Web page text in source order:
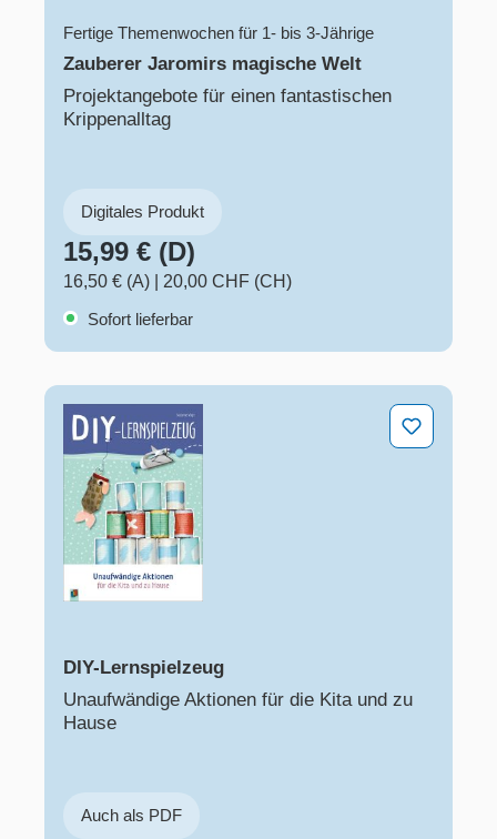
Fertige Themenwochen für 1- bis 3-Jährige
Zauberer Jaromirs magische Welt
Projektangebote für einen fantastischen
Krippenalltag
Digitales Produkt
15,99 € (D)
16,50 € (A)
20,00 CHF (CH)
Sofort lieferbar
DIY-Lernspielzeug
DIY-Lernspielzeug
Unaufwändige Aktionen für die Kita und zu
Hause
Auch als PDF